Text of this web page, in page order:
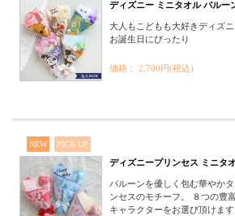
ディズニー ミニタオル バルー
大人もこどもも大好きディズ
お誕生日にぴったり
価格： 2,700円(税込)
NEW PICK UP
ディズニープリンセス ミニタ
バルーンを優しく包む華やか
ンセスのモチーフ。 ８つの豊
キャラクターをお選び頂けま